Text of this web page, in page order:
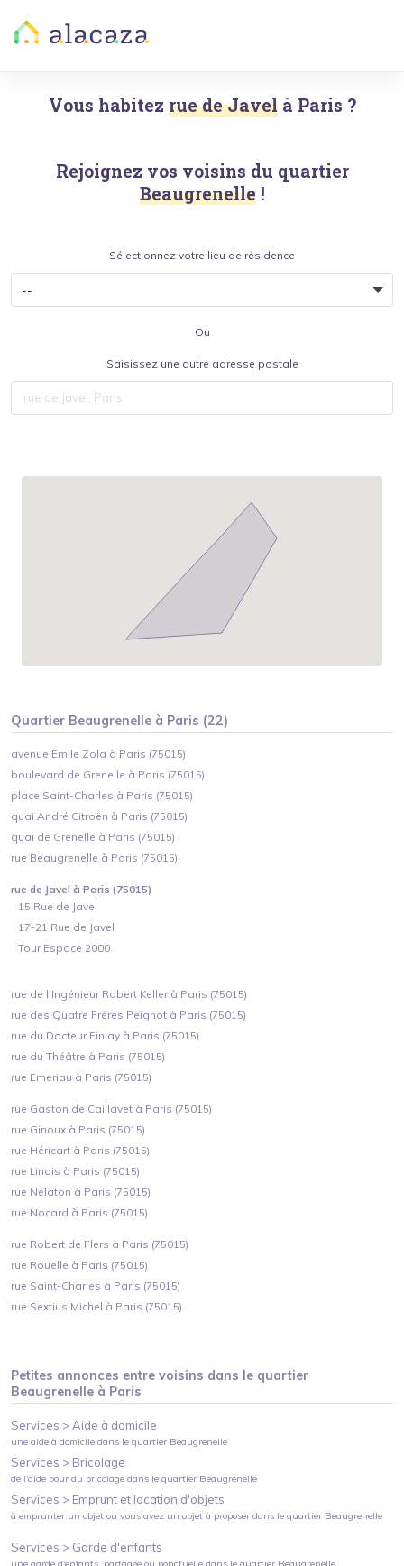
Vous habitez rue de Javel à Paris ?
Rejoignez vos voisins du quartier
Beaugrenelle !
Sélectionnez votre lieu de résidence
Ou
Saisissez une autre adresse postale
Quartier Beaugrenelle à Paris (22)
avenue Emile Zola à Paris (75015)
boulevard de Grenelle à Paris (75015)
place Saint-Charles à Paris (75015)
quai André Citroën à Paris (75015)
quai de Grenelle à Paris (75015)
rue Beaugrenelle à Paris (75015)
rue de Javel à Paris (75015)
15 Rue de Javel
17-21 Rue de Javel
Tour Espace 2000
rue de l’Ingénieur Robert Keller à Paris (75015)
rue des Quatre Frères Peignot à Paris (75015)
rue du Docteur Finlay à Paris (75015)
rue du Théâtre à Paris (75015)
rue Emeriau à Paris (75015)
rue Gaston de Caillavet à Paris (75015)
rue Ginoux à Paris (75015)
rue Héricart à Paris (75015)
rue Linois à Paris (75015)
rue Nélaton à Paris (75015)
rue Nocard à Paris (75015)
rue Robert de Flers à Paris (75015)
rue Rouelle à Paris (75015)
rue Saint-Charles à Paris (75015)
rue Sextius Michel à Paris (75015)
Petites annonces entre voisins dans le quartier
Beaugrenelle à Paris
Services >Aide à domicile
une aide à domicile dans le quartier Beaugrenelle
Services > Bricolage
de l'aide pour du bricolage dans le quartier Beaugrenelle
Services > Emprunt et location d'objets
à emprunter un objet ou vous avez un objet à proposer dans le quartier Beaugrenelle
Services > Garde d'enfants